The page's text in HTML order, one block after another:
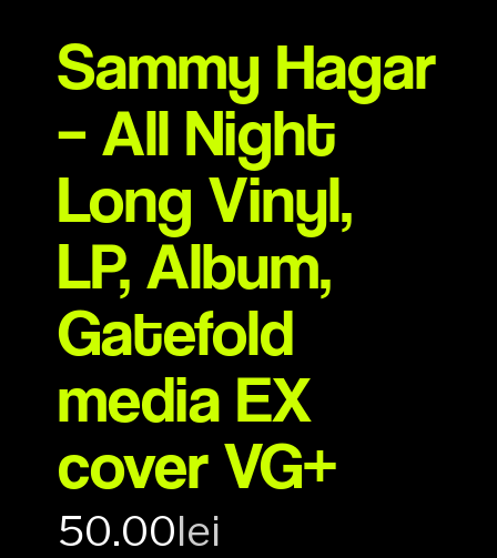
Sammy Hagar
– All Night
Long Vinyl,
LP, Album,
Gatefold
media EX
cover VG+
50.00lei